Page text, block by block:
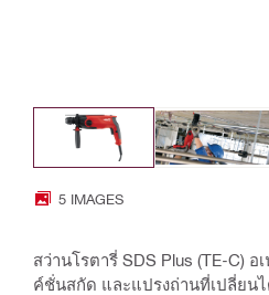
5 IMAGES
สว่านโรตารี่ SDS Plus (TE-C)
ค์ชั่นสกัด และแปรงถ่านที่เปลี่ยนไ